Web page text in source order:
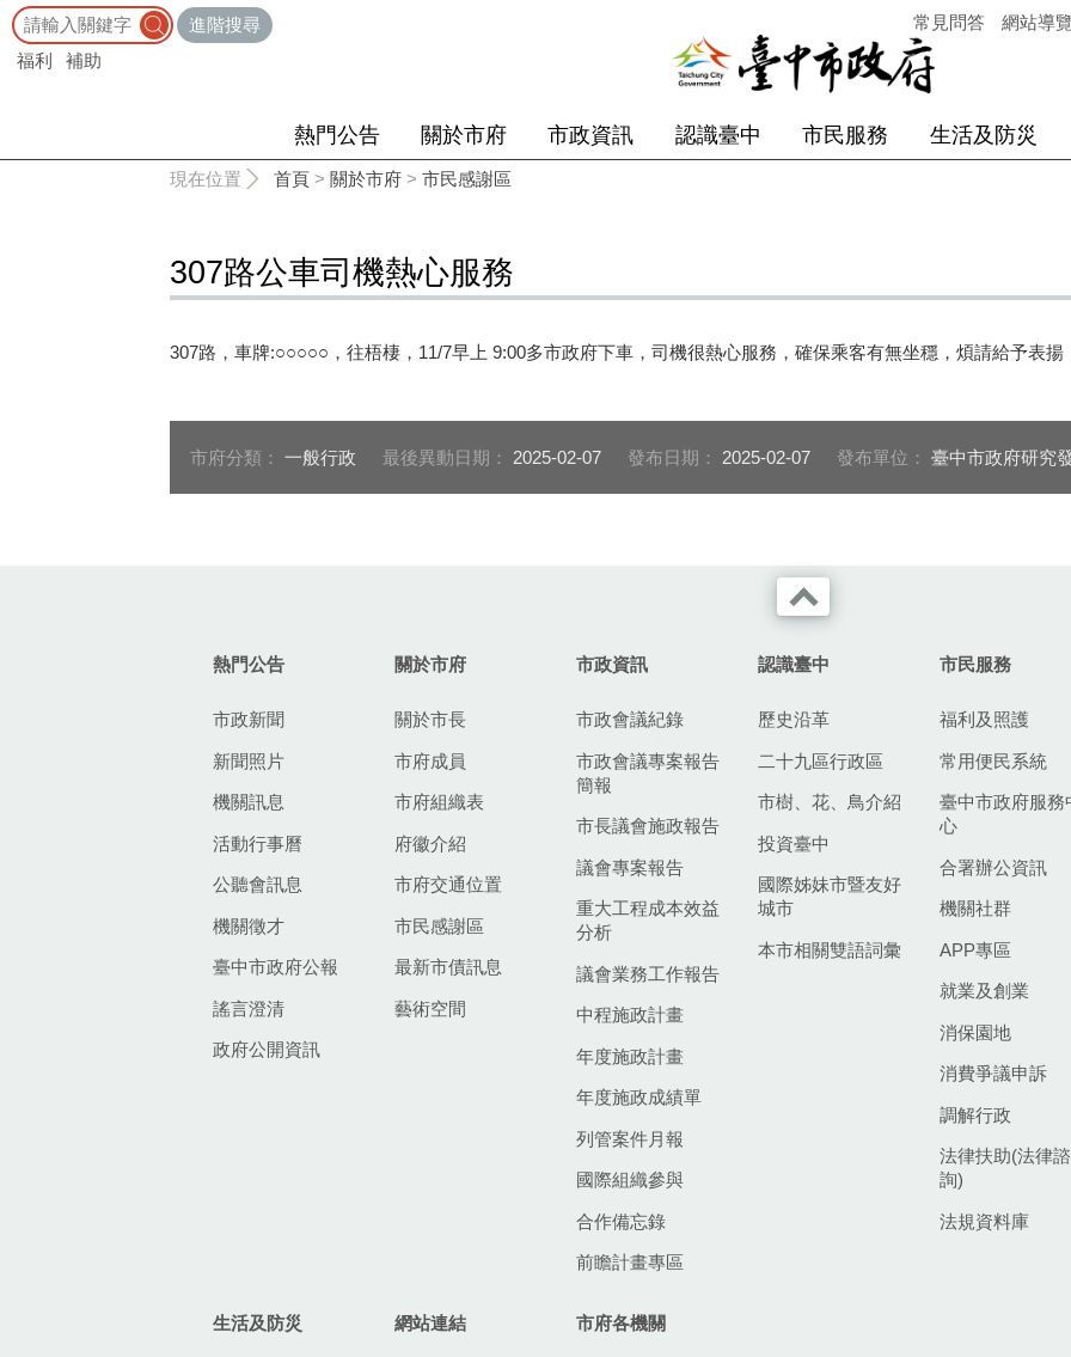
進階搜尋
福利
補助
常見問答 網站導
熱門公告 關於市府 市政資訊 認識臺中 市民服務 生活及防災
現在位置 首頁 > 關於市府 > 市民感謝區
307路公車司機熱心服務
307路，車牌:○○○○○，往梧棲，11/7早上 9:00多市政府下車，司機很熱心服務，確保乘客有無坐穩，煩請給予表
市府分類： 一般行政 最後異動日期： 2025-02-07 發布日期： 2025-02-07 發布單位： 臺中市政府研究
熱門公告
市政新聞
新聞照片
機關訊息
活動行事曆
公聽會訊息
機關徵才
臺中市政府公報
謠言澄清
政府公開資訊
關於市府
關於市長
市府成員
市府組織表
府徽介紹
市府交通位置
市民感謝區
最新市債訊息
藝術空間
市政資訊
市政會議紀錄
市政會議專案報告
簡報
市長議會施政報告
議會專案報告
重大工程成本效益
分析
議會業務工作報告
中程施政計畫
年度施政計畫
年度施政成績單
列管案件月報
國際組織參與
合作備忘錄
前瞻計畫專區
認識臺中
歷史沿革
二十九區行政區
市樹、花、鳥介紹
投資臺中
國際姊妹市暨友好
城市
本市相關雙語詞彙
市民服務
福利及照護
常用便民系統
臺中市政府服務
心
合署辦公資訊
機關社群
APP專區
就業及創業
消保園地
消費爭議申訴
調解行政
法律扶助(法律諮
詢)
法規資料庫
生活及防災 網站連結 市府各機關